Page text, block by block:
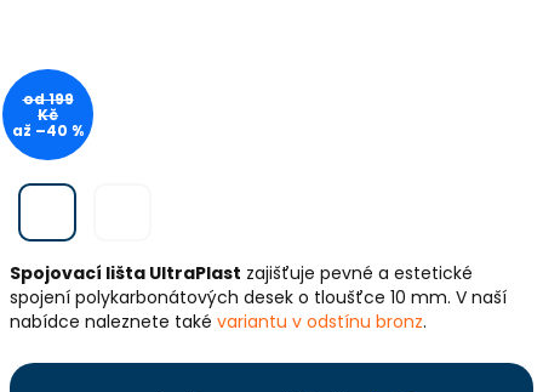
Spojovací lišta UltraPlast zajišťuje pevné a estetické
spojení polykarbonátových desek o tloušťce 10 mm. V naší
nabídce naleznete také variantu v odstínu bronz.
od 199
Kč
až –40 %